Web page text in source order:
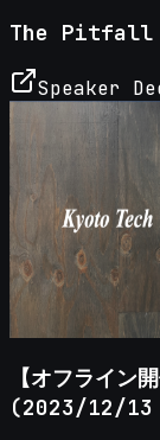
The
Speaker
【オフライ
(2023/12/